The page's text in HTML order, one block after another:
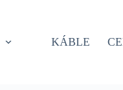
KÁBLE